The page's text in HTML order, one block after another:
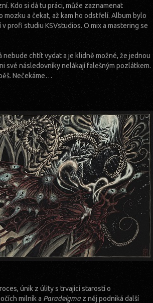
Kdo si dá tu práci, může zaznamenat
a čekat, až kam ho odstřelí. Album bylo
profi studiu KSVstudios. O mix a mastering se
nebude chtít vydat a je klidně možné, že jednou
své následovníky nelákají falešným pozlátkem.
Nečekáme…
únik z úlity s trvající starostí o
milník a Paradeigma z něj podniká další